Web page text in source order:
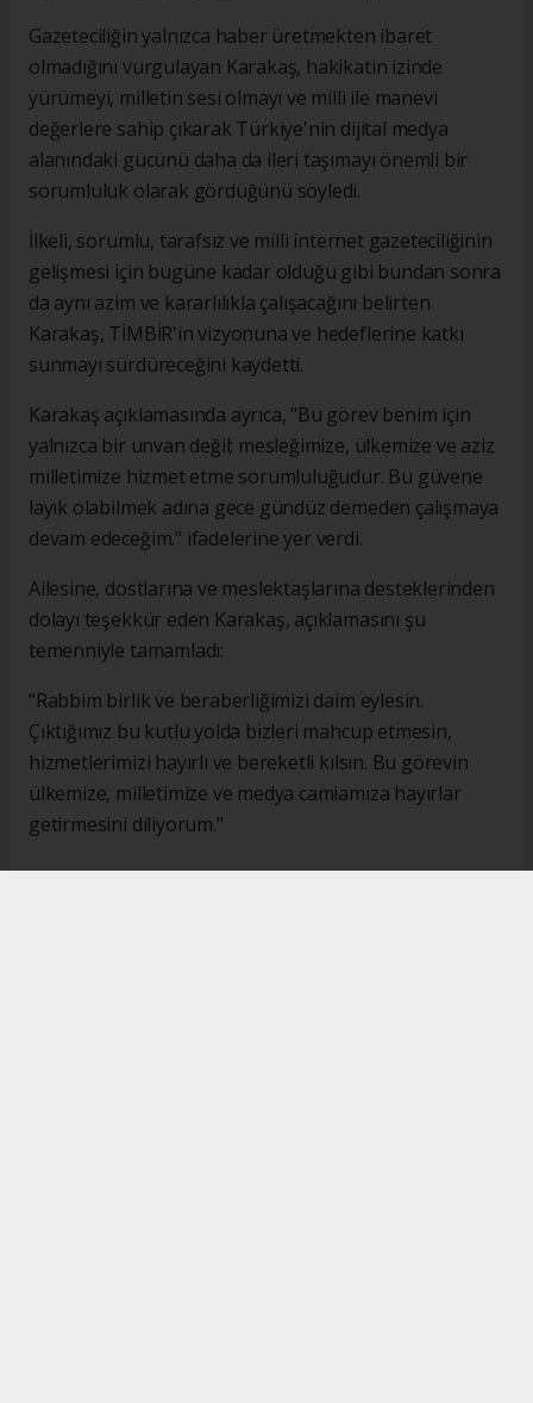
Gazeteciliğin yalnızca haber üretmekten ibaret
olmadığını vurgulayan Karakaş, hakikatin izinde
yürümeyi, milletin sesi olmayı ve milli ile manevi
değerlere sahip çıkarak Türkiye'nin dijital medya
alanındaki gücünü daha da ileri taşımayı önemli bir
sorumluluk olarak gördüğünü söyledi.
İlkeli, sorumlu, tarafsız ve milli internet gazeteciliğinin
gelişmesi için bugüne kadar olduğu gibi bundan sonra
da aynı azim ve kararlılıkla çalışacağını belirten
Karakaş, TİMBİR'in vizyonuna ve hedeflerine katkı
sunmayı sürdüreceğini kaydetti.
Karakaş açıklamasında ayrıca, "Bu görev benim için
yalnızca bir unvan değil; mesleğimize, ülkemize ve aziz
milletimize hizmet etme sorumluluğudur. Bu güvene
layık olabilmek adına gece gündüz demeden çalışmaya
devam edeceğim." ifadelerine yer verdi.
Ailesine, dostlarına ve meslektaşlarına desteklerinden
dolayı teşekkür eden Karakaş, açıklamasını şu
temenniyle tamamladı:
"Rabbim birlik ve beraberliğimizi daim eylesin.
Çıktığımız bu kutlu yolda bizleri mahcup etmesin,
hizmetlerimizi hayırlı ve bereketli kılsın. Bu görevin
ülkemize, milletimize ve medya camiamıza hayırlar
getirmesini diliyorum."